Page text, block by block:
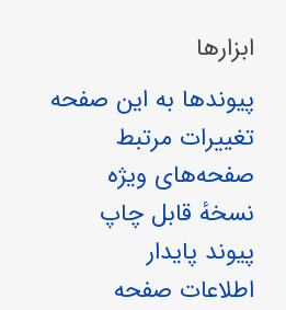
ابزارها
پیوندها به این صفحه
تغییرات مرتبط
صفحه‌های ویژه
نسخهٔ قابل چاپ
پیوند پایدار
اطلاعات صفحه